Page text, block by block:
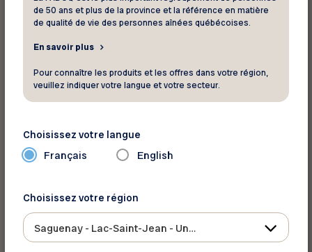
Programmes et services pour les aînés
de 50 ans et plus de la province et la référence en matière
de qualité de vie des personnes aînées québécoises.
En savoir plus
Pour connaître les produits et les offres dans votre région,
veuillez indiquer votre langue et votre secteur.
Choisissez votre langue
Français English
Choisissez votre région
Saguenay - Lac-Saint-Jean - Ungava